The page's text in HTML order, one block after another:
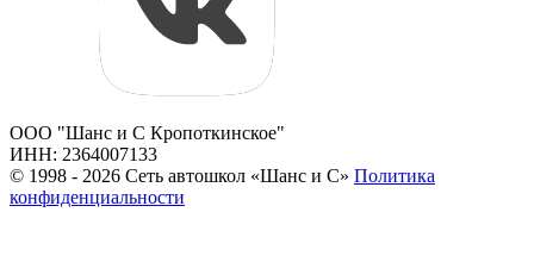
ООО "Шанс и С Кропоткинское"
ИНН: 2364007133
© 1998 - 2026 Сеть автошкол «Шанс и С» Политика
конфиденциальности